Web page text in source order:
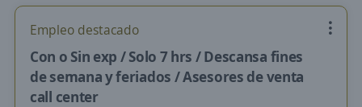
Empleo destacado
Con o Sin exp / Solo 7 hrs / Descansa fines
de semana y feriados / Asesores de venta
call center